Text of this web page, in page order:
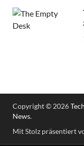
Copyright © 2026
News.
Mit Stolz präsentiert